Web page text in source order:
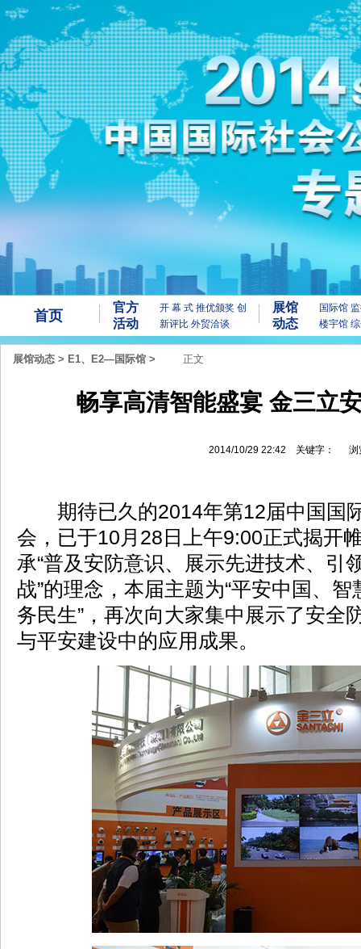
首页
官方
活动
开 幕 式 推优颁奖 创
新评比 外贸洽谈
展馆
动态
国际馆
楼宇馆
展馆动态 > E1、E2—国际馆 > 正文
畅享高清智能盛宴 金三立
2014/10/29 22:42 关键字： 浏
期待已久的2014年第12届中国国
会，已于10月28日上午9:00正式揭开
承“普及安防意识、展示先进技术、引
战”的理念，本届主题为“平安中国、
务民生”，再次向大家集中展示了安全
与平安建设中的应用成果。